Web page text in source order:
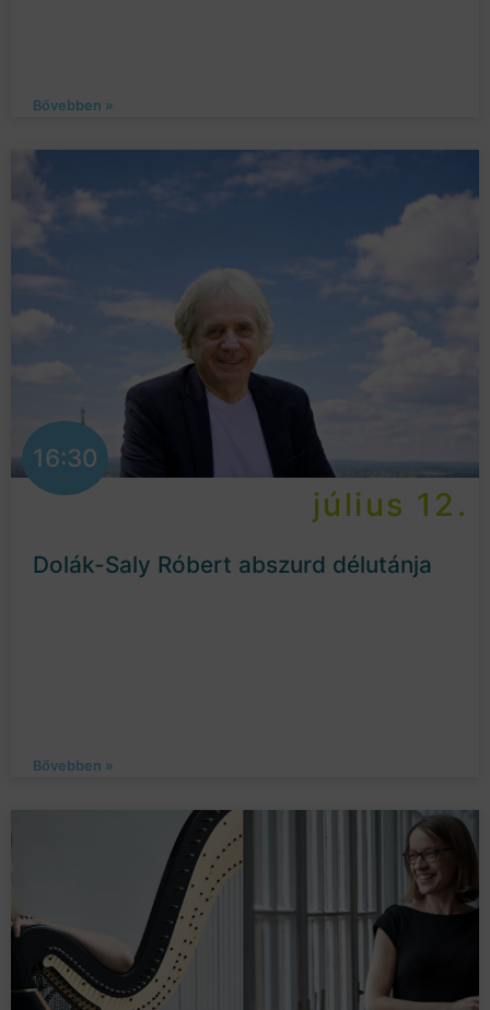
Bővebben »
16:30
július 12.
Dolák-Saly Róbert abszurd délutánja
Bővebben »